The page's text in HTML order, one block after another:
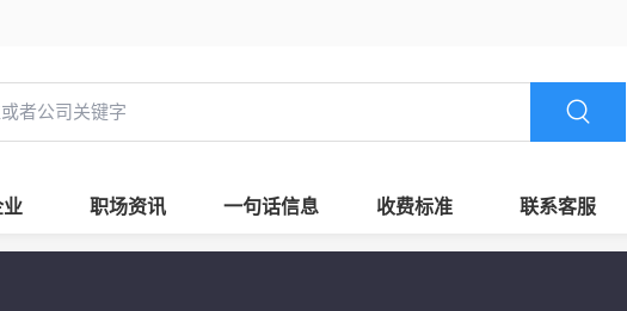
业 职场资讯 一句话信息 收费标准 联系客服